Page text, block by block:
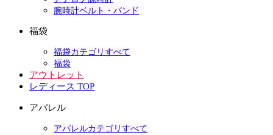
腕時計ベルト・バンド
福袋
福袋カテゴリすべて
福袋
アウトレット
レディース TOP
アパレル
アパレルカテゴリすべて